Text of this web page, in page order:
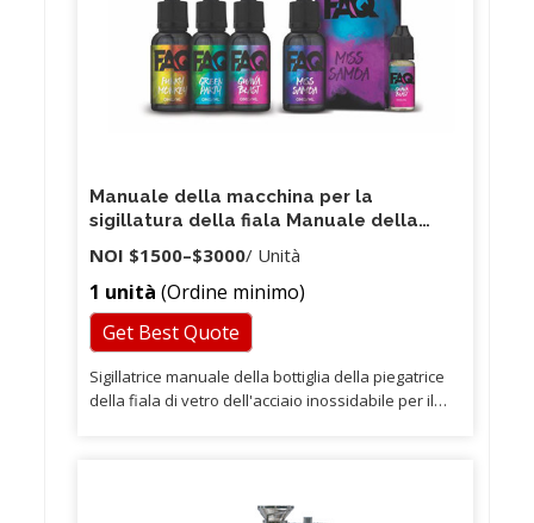
Manuale della macchina per la
sigillatura della fiala Manuale della
macchina per la sigillatura di fiale
NOI $1500–$3000/ Unità
1 unità (Ordine minimo)
Get Best Quote
Sigillatrice manuale della bottiglia della piegatrice
della fiala di vetro dell'acciaio inossidabile per il